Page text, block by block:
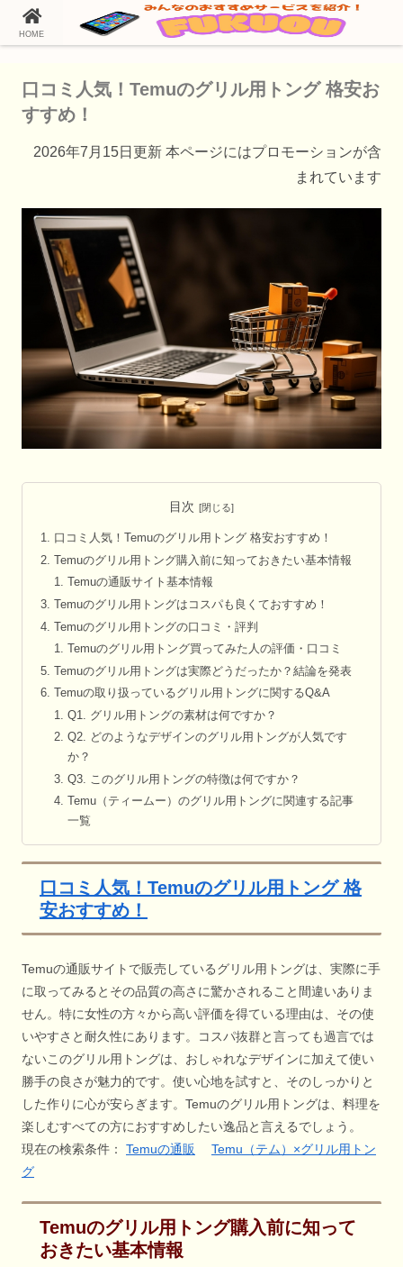
ホーム Temu（テム）の通販情報
口コミ人気！Temuのグリル用トング 格安お
すすめ！
2026年7月15日更新 本ページにはプロモーションが含
まれています
目次
口コミ人気！Temuのグリル用トング 格安おすすめ！
Temuのグリル用トング購入前に知っておきたい基本情報
Temuの通販サイト基本情報
Temuのグリル用トングはコスパも良くておすすめ！
Temuのグリル用トングの口コミ・評判
Temuのグリル用トング買ってみた人の評価・口コミ
Temuのグリル用トングは実際どうだったか？結論を発表
Temuの取り扱っているグリル用トングに関するQ&A
Q1. グリル用トングの素材は何ですか？
Q2. どのようなデザインのグリル用トングが人気です
か？
Q3. このグリル用トングの特徴は何ですか？
Temu（ティームー）のグリル用トングに関連する記事
一覧
口コミ人気！Temuのグリル用トング 格
安おすすめ！
Temuの通販サイトで販売しているグリル用トングは、実際に手
に取ってみるとその品質の高さに驚かされること間違いありま
せん。特に女性の方々から高い評価を得ている理由は、その使
いやすさと耐久性にあります。コスパ抜群と言っても過言では
ないこのグリル用トングは、おしゃれなデザインに加えて使い
勝手の良さが魅力的です。使い心地を試すと、そのしっかりと
した作りに心が安らぎます。Temuのグリル用トングは、料理を
楽しむすべての方におすすめしたい逸品と言えるでしょう。
現在の検索条件： Temuの通販
Temu（テム）×グリル用トン
グ
Temuのグリル用トング購入前に知って
おきたい基本情報
HOME